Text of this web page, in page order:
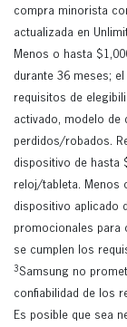
compra minorista
actualizada en
Menos o hasta
durante 36 meses;
requisitos de
activado, modelo de
perdidos/robados.
dispositivo de hasta
reloj/tableta. Menos
dispositivo aplicado
promocionales para
se cumplen los
3Samsung no
confiabilidad de los
Es posible que sea